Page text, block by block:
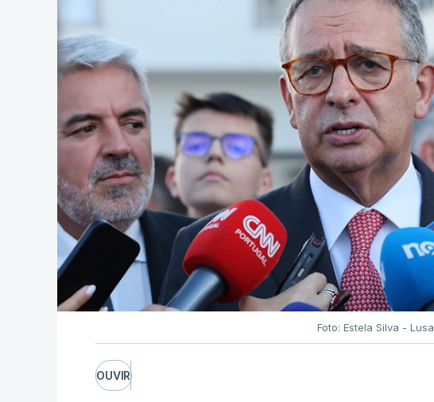
Foto: Estela Silva - Lusa
OUVIR